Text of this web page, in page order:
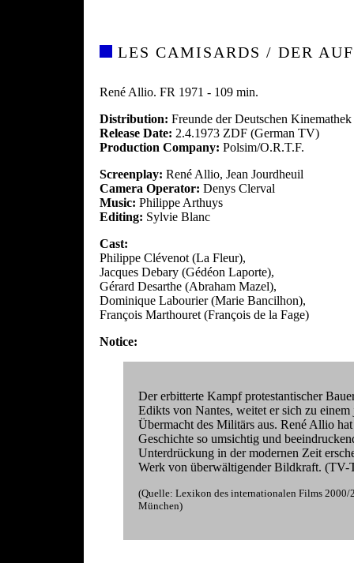
LES CAMISARDS / DER
René Allio. FR 1971 - 109 min.
Distribution: Freunde der Deutschen Kinemathek
Release Date: 2.4.1973 ZDF (German TV)
Production Company: Polsim/O.R.T.F.
Screenplay: René Allio, Jean Jourdheuil
Camera Operator: Denys Clerval
Music: Philippe Arthuys
Editing: Sylvie Blanc
Cast:
Philippe Clévenot (La Fleur),
Jacques Debary (Gédéon Laporte),
Gérard Desarthe (Abraham Mazel),
Dominique Labourier (Marie Bancilhon),
François Marthouret (François de la Fage)
Notice:
Der erbitterte Kampf protestantischer
Edikts von Nantes, weitet er sich zu
Übermacht des Militärs aus. René Allio
Geschichte so umsichtig und
Unterdrückung in der modernen Zeit
Werk von überwältigender Bildkraft. (TV-
(Quelle: Lexikon des internationalen Films
München)